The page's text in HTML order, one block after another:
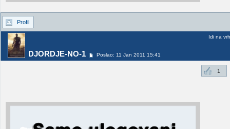
Profil
DJORDJE-NO-1 Poslao: 11 Jan 2011 15:41
Idi na vrh
1